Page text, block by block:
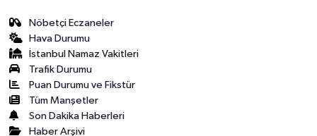
Nöbetçi Eczaneler
Hava Durumu
İstanbul Namaz Vakitleri
Trafik Durumu
Puan Durumu ve Fikstür
Tüm Manşetler
Son Dakika Haberleri
Haber Arşivi